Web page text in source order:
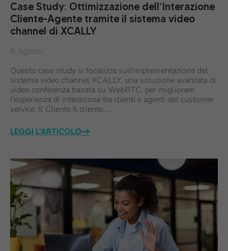
Case Study: Ottimizzazione dell’Interazione
Cliente-Agente tramite il sistema video
channel di XCALLY
6 Agosto
Questo case study si focalizza sull'implementazione del
sistema video channel XCALLY, una soluzione avanzata di
video conferenza basata su WebRTC, per migliorare
l'esperienza di interazione tra clienti e agenti del customer
service. Il Cliente Il cliente,…
LEGGI L'ARTICOLO